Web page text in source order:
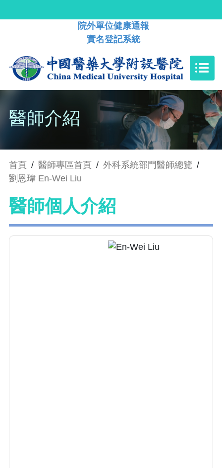
院外單位健康通報
實名登記系統
醫師介紹
首頁 / 醫師專區首頁 / 外科系統部門醫師總覽 /
劉恩瑋 En-Wei Liu
醫師個人介紹